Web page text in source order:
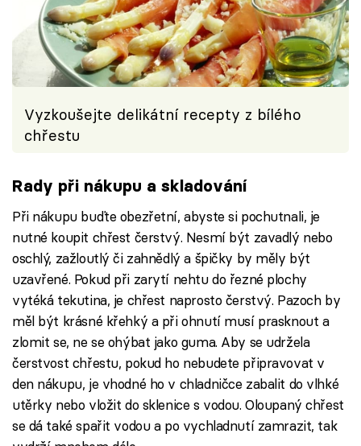
Vyzkoušejte delikátní recepty z bílého
chřestu
Rady při nákupu a skladování
Při nákupu buďte obezřetní, abyste si pochutnali, je
nutné koupit chřest čerstvý. Nesmí být zavadlý nebo
oschlý, zažloutlý či zahnědlý a špičky by měly být
uzavřené. Pokud při zarytí nehtu do řezné plochy
vytéká tekutina, je chřest naprosto čerstvý. Pazoch by
měl být krásné křehký a při ohnutí musí prasknout a
zlomit se, ne se ohýbat jako guma. Aby se udržela
čerstvost chřestu, pokud ho nebudete připravovat v
den nákupu, je vhodné ho v chladničce zabalit do vlhké
utěrky nebo vložit do sklenice s vodou. Oloupaný chřest
se dá také spařit vodou a po vychladnutí zamrazit, tak